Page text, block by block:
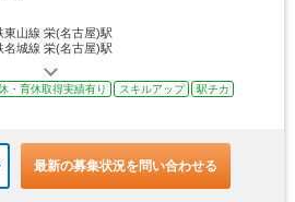
東山線 栄(名古屋)駅
名城線 栄(名古屋)駅
・育休取得実績有り スキルアップ
駅チカ
最新の募集状況を問い合わせる